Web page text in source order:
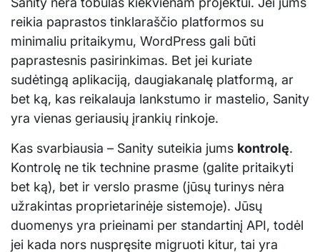
reikia paprastos tinklaraščio platformos su
minimaliu pritaikymu, WordPress gali būti
paprastesnis pasirinkimas. Bet jei kuriate
sudėtingą aplikaciją, daugiakanalę platformą, ar
bet ką, kas reikalauja lankstumo ir mastelio, Sanity
yra vienas geriausių įrankių rinkoje.
Kas svarbiausia – Sanity suteikia jums kontrolę.
Kontrolę ne tik technine prasme (galite pritaikyti
bet ką), bet ir verslo prasme (jūsų turinys nėra
užrakintas proprietarinėje sistemoje). Jūsų
duomenys yra prieinami per standartinį API, todėl
jei kada nors nuspręsite migruoti kitur, tai yra